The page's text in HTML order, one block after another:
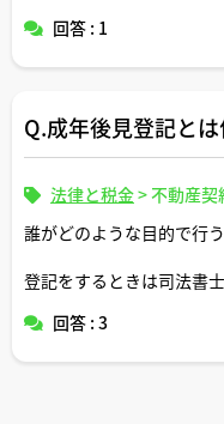
回答 : 1
Q.成年後見登記と
法律と税金>不動産契
誰がどのような目的で行
登記をするときは司法書
回答 : 3